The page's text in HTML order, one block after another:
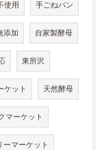
使用 手ごねパン
添加 自家製酵母
東所沢
ケット 天然酵母
マーケット
ーマーケット